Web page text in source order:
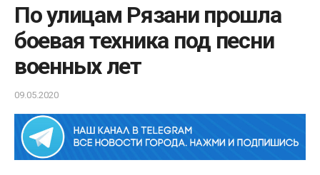
По улицам Рязани прошла
боевая техника под песни
военных лет
09.05.2020